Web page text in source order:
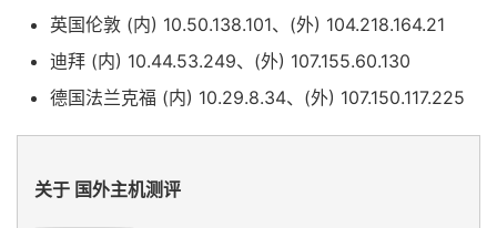
英国伦敦 (内) 10.50.138.101、(外) 104.218.164.21
迪拜 (内) 10.44.53.249、(外) 107.155.60.130
德国法兰克福 (内) 10.29.8.34、(外) 107.150.117.225
关于 国外主机测评